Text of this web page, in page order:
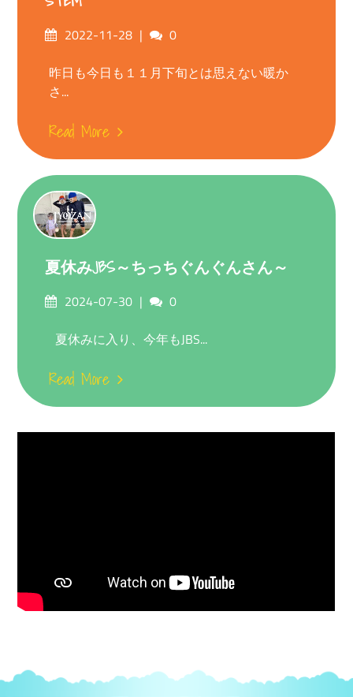
Posted2022-11-28 Comments
0
昨日も今日も１１月下旬とは思えない暖か
さ...
Read More
夏休みJBS～ちっちぐんぐんさん～
Posted2024-07-30 Comments
0
夏休みに入り、今年もJBS...
Read More